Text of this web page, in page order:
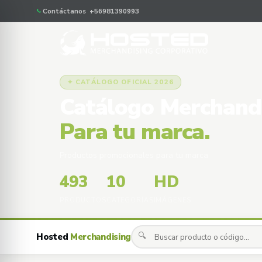
Contáctanos +56981390993
✦ CATÁLOGO OFICIAL 2026
Para tu marca.
493 10 HD
Hosted Merchandising 🔍